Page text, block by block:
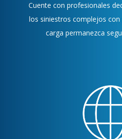
Cuente con profesionales
los siniestros complejos con
carga permanezca